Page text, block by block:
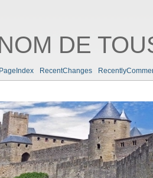
DE
PageIndex RecentChanges